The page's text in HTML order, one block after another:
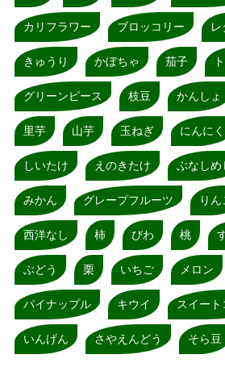
カリフラワー ブロッコリー レ
きゅうり かぼちゃ 茄子
グリーンピース 枝豆 かんしょ
里芋 山芋 玉ねぎ にんにく
しいたけ えのきたけ ぶなしめ
みかん グレープフルーツ りん
西洋なし 柿 びわ 桃
ぶどう 栗 いちご メロン
パイナップル キウイ スイート
いんげん さやえんどう そら豆